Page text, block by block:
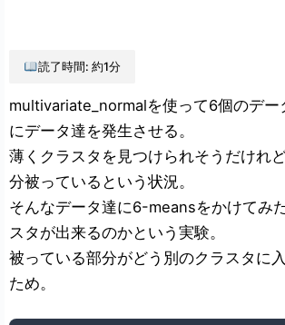
読了時間: 約1分
multivariate_normalを使って6個のデー
にデータ達を発生させる。
薄くクラスタを見つけられそうだけれ
分被っているという状況。
そんなデータ達に6-meansをかけてみ
スタが出来るのかという実験。
被っている部分がどう別のクラスタに
ため。